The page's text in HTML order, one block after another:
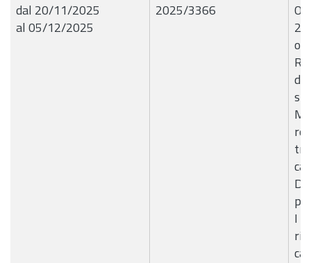
dal 20/11/2025
al 05/12/2025
2025/3366
I